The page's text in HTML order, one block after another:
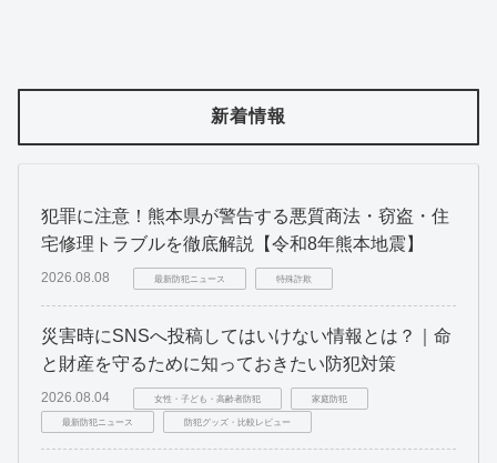
新着情報
犯罪に注意！熊本県が警告する悪質商法・窃盗・住
宅修理トラブルを徹底解説【令和8年熊本地震】
2026.08.08 最新防犯ニュース 特殊詐欺
災害時にSNSへ投稿してはいけない情報とは？｜命
と財産を守るために知っておきたい防犯対策
2026.08.04 女性・子ども・高齢者防犯 家庭防犯
最新防犯ニュース 防犯グッズ・比較レビュー